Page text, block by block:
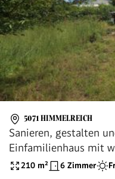
5071 HIMMELREICH
Sanieren, gestalten
Einfamilienhaus mit
Wals-Siezenheim
210 m² 6 Zimmer